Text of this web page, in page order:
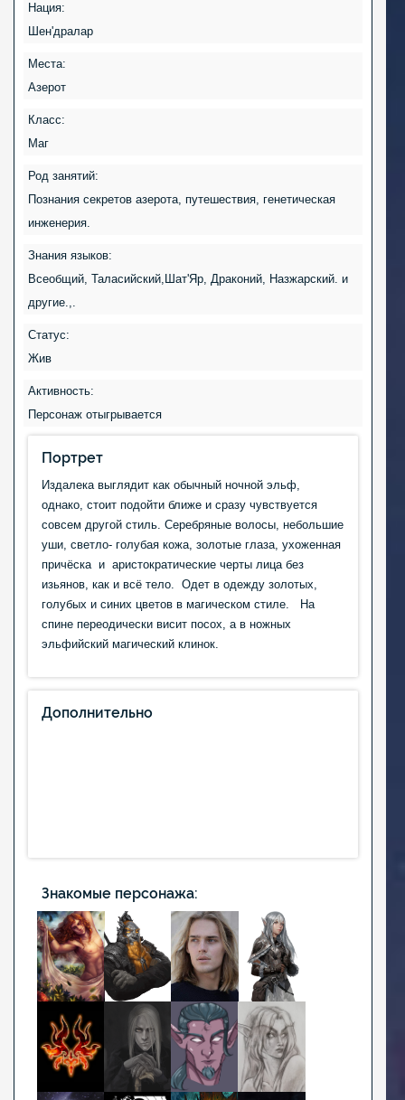
Нация:
Шен'дралар
Места:
Азерот
Класс:
Маг
Род занятий:
Познания секретов азерота, путешествия, генетическая
инженерия.
Знания языков:
Всеобщий, Таласийский,Шат'Яр, Драконий, Назжарский. и
другие.,.
Статус:
Жив
Активность:
Персонаж отыгрывается
Портрет
Издалека выглядит как обычный ночной эльф,
однако, стоит подойти ближе и сразу чувствуется
совсем другой стиль. Cеребряные волосы, небольшие
уши, светло- голубая кожа, золотые глаза, ухоженная
причёска и аристократические черты лица без
изьянов, как и всё тело. Одет в одежду золотых,
голубых и синих цветов в магическом стиле. На
спине переодически висит посох, а в ножных
эльфийский магический клинок.
Дополнительно
Знакомые персонажа: